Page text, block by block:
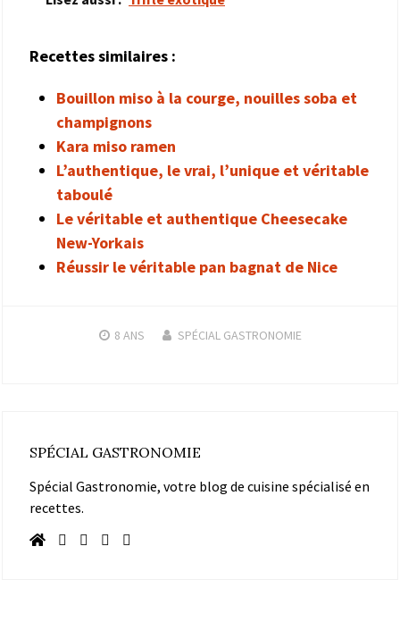
Recettes similaires :
Bouillon miso à la courge, nouilles soba et
champignons
Kara miso ramen
L’authentique, le vrai, l’unique et véritable
taboulé
Le véritable et authentique Cheesecake
New-Yorkais
Réussir le véritable pan bagnat de Nice
8 ANS SPÉCIAL GASTRONOMIE
SPÉCIAL GASTRONOMIE
Spécial Gastronomie, votre blog de cuisine spécialisé en
recettes.